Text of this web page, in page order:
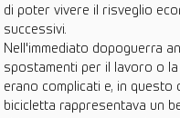
di poter vivere il risveglio
successivi.
Nell'immediato dopoguerra
spostamenti per il lavoro o
erano complicati e, in questo
bicicletta rappresentava un